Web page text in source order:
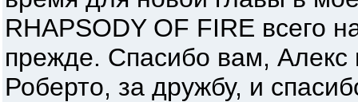
RHAPSODY OF FIRE всего
прежде. Спасибо вам, Алекс
Роберто, за дружбу, и